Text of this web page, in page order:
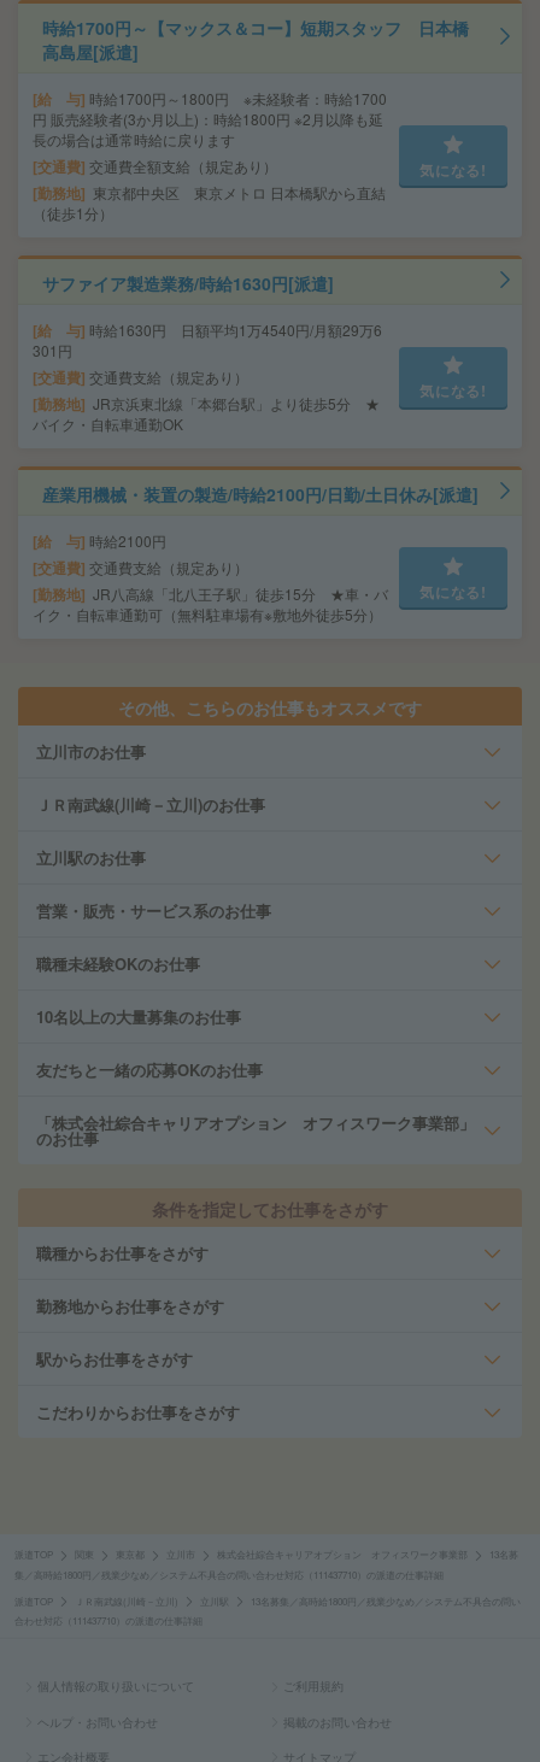
時給1700円～【マックス＆コー】短期スタッフ 日本橋
高島屋[派遣]
給 与 時給1700円～1800円 ※未経験者：時給1700
円 販売経験者(3か月以上)：時給1800円 ※2月以降も延
長の場合は通常時給に戻ります
交通費 交通費全額支給（規定あり）
勤務地
東京都中央区 東京メトロ 日本橋駅から直結
（徒歩1分）
気になる!
サファイア製造業務/時給1630円[派遣]
給 与 時給1630円 日額平均1万4540円/月額29万6
301円
交通費 交通費支給（規定あり）
勤務地 JR京浜東北線「本郷台駅」より徒歩5分 ★
バイク・自転車通勤OK
気になる!
産業用機械・装置の製造/時給2100円/日勤/土日休み[派遣]
給 与 時給2100円
交通費 交通費支給（規定あり）
勤務地 JR八高線「北八王子駅」徒歩15分 ★車・バ
イク・自転車通勤可（無料駐車場有※敷地外徒歩5分）
気になる!
その他、こちらのお仕事もオススメです
立川市のお仕事
ＪＲ南武線(川崎－立川)のお仕事
立川駅のお仕事
営業・販売・サービス系のお仕事
職種未経験OKのお仕事
10名以上の大量募集のお仕事
友だちと一緒の応募OKのお仕事
「株式会社綜合キャリアオプション オフィスワーク事業部」
のお仕事
条件を指定してお仕事をさがす
職種からお仕事をさがす
勤務地からお仕事をさがす
駅からお仕事をさがす
こだわりからお仕事をさがす
派遣TOP 東京都 立川市 株式会社綜合キャリアオプション オフィスワーク事業部
13名募
集／高時給1800円／残業少なめ／システム不具合の問い合わせ対応（111437710）の派遣の仕事詳細
派遣TOP ＪＲ南武線(川崎－立川) 立川駅
13名募集／高時給1800円／残業少なめ／システム不具合の問い
合わせ対応（111437710）の派遣の仕事詳細
個人情報の取り扱いについて ご利用規約
ヘルプ・お問い合わせ 掲載のお問い合わせ
エン会社概要 サイトマップ